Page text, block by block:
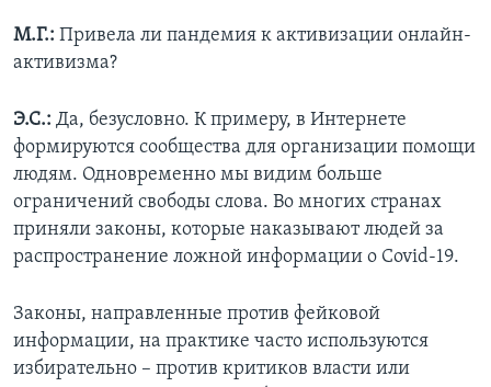
М.Г.: Привела ли пандемия к активизации онлайн-
активизма?
Э.С.: Да, безусловно. К примеру, в Интернете
формируются сообщества для организации помощи
людям. Одновременно мы видим больше
ограничений свободы слова. Во многих странах
приняли законы, которые наказывают людей за
распространение ложной информации о Covid-19.
Законы, направленные против фейковой
информации, на практике часто используются
избирательно – против критиков власти или